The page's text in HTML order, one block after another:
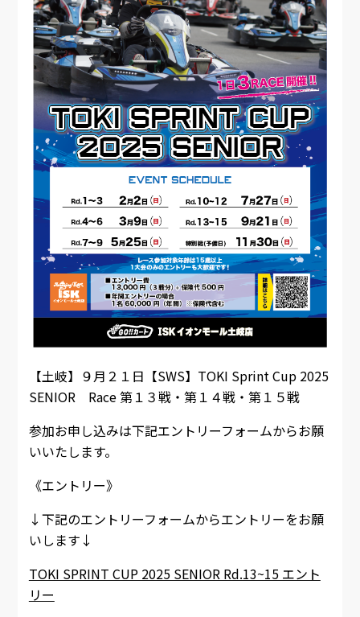
【土岐】９月２１日【SWS】TOKI Sprint Cup 2025
SENIOR Race 第１３戦・第１４戦・第１５戦
参加お申し込みは下記エントリーフォームからお願
いいたします。
《エントリー》
↓下記のエントリーフォームからエントリーをお願
いします↓
TOKI SPRINT CUP 2025 SENIOR Rd.13~15 エント
リー